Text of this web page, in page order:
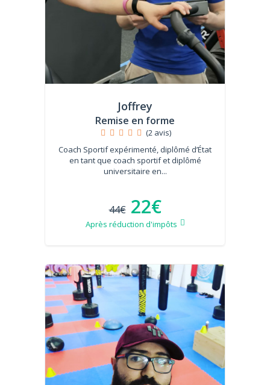
Joffrey
Remise en forme
(2 avis)
Coach Sportif expérimenté, diplômé d’État
en tant que coach sportif et diplômé
universitaire en...
44€ 22€
Après réduction d'impôts